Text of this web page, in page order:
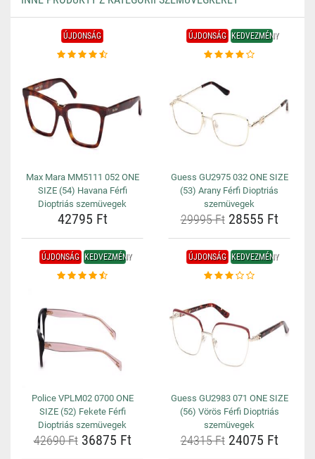
ÚJDONSÁG
Max Mara MM5111 052 ONE
SIZE (54) Havana Férfi
Dioptriás szemüvegek
42795 Ft
ÚJDONSÁG KEDVEZMÉNY
Guess GU2975 032 ONE SIZE
(53) Arany Férfi Dioptriás
szemüvegek
29995 Ft28555 Ft
ÚJDONSÁG KEDVEZMÉNY
Police VPLM02 0700 ONE
SIZE (52) Fekete Férfi
Dioptriás szemüvegek
42690 Ft36875 Ft
ÚJDONSÁG KEDVEZMÉNY
Guess GU2983 071 ONE SIZE
(56) Vörös Férfi Dioptriás
szemüvegek
24315 Ft24075 Ft